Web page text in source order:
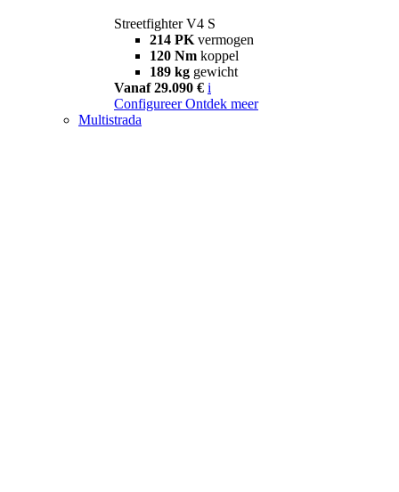
Streetfighter V4 S
214 PK vermogen
120 Nm koppel
189 kg gewicht
Vanaf 29.090 € i
Configureer Ontdek meer
Multistrada